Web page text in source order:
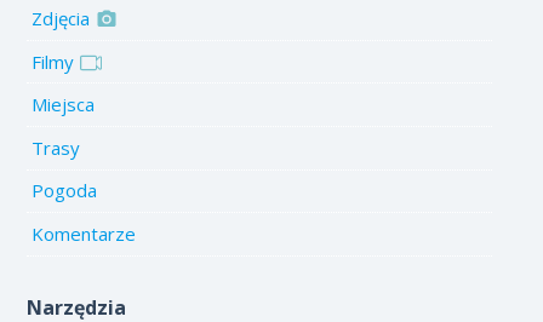
Zdjęcia
Filmy
Miejsca
Trasy
Pogoda
Komentarze
Narzędzia